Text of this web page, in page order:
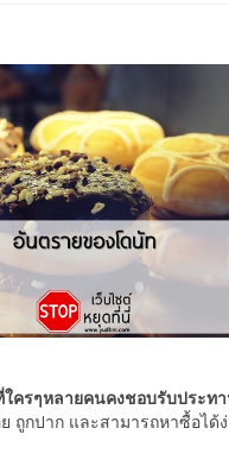
ครๆหลายคนคงชอบรับประท
ถูกปาก และสามารถหาซื้อได้